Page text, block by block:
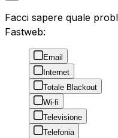
Facci sapere quale
Fastweb:
Email
Internet
Totale Blackout
Wi-fi
Televisione
Telefonia